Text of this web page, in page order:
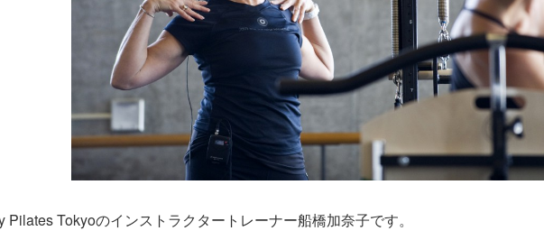
Pilates Tokyoのインストラクタートレーナー船橋加奈子です。